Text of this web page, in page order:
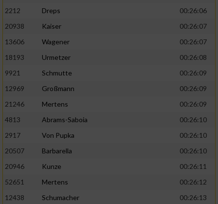
2212
Dreps
00:26:06
20938
Kaiser
00:26:07
13606
Wagener
00:26:07
18193
Urmetzer
00:26:08
9921
Schmutte
00:26:09
12969
Großmann
00:26:09
21246
Mertens
00:26:09
4813
Abrams-Saboia
00:26:10
2917
Von Pupka
00:26:10
20507
Barbarella
00:26:10
20946
Kunze
00:26:11
52651
Mertens
00:26:12
12438
Schumacher
00:26:13